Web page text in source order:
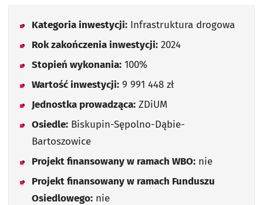
Kategoria inwestycji: Infrastruktura drogowa
Rok zakończenia inwestycji: 2024
Stopień wykonania: 100%
Wartość inwestycji: 9 991 448 zł
Jednostka prowadząca: ZDiUM
Osiedle: Biskupin-Sępolno-Dąbie-
Bartoszowice
Projekt finansowany w ramach WBO: nie
Projekt finansowany w ramach Funduszu
Osiedlowego: nie